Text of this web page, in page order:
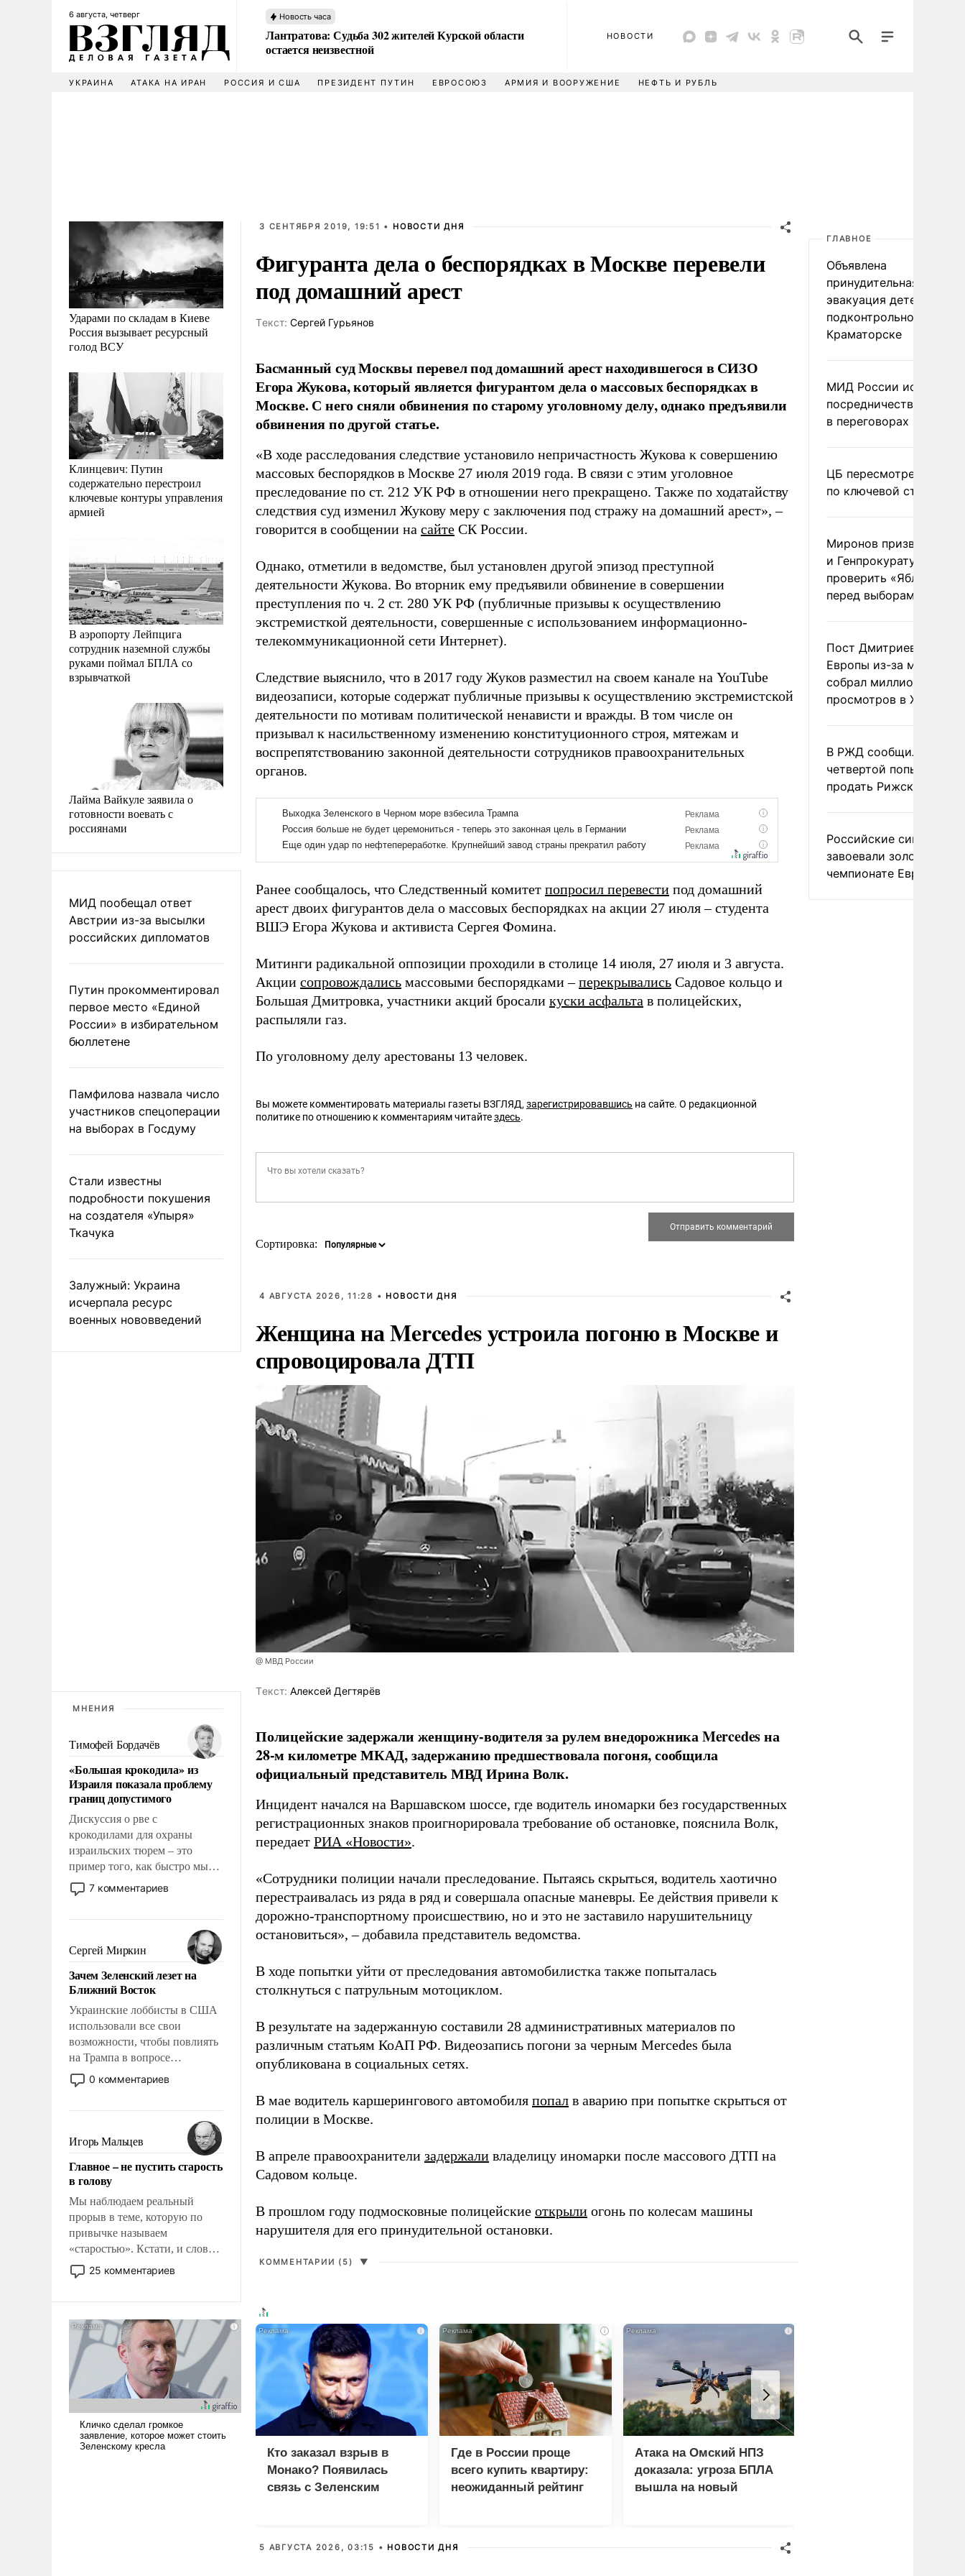
6 августа, четверг Новость часа
Лантратова: Судьба 302 жителей Курской области
остается неизвестной
НОВОСТИ
УКРАИНА АТАКА НА ИРАН РОССИЯ И США ПРЕЗИДЕНТ ПУТИН ЕВРОСОЮЗ АРМИЯ И ВООРУЖЕНИЕ НЕФТЬ И РУБЛЬ
Ударами по складам в Киеве
Россия вызывает ресурсный
голод ВСУ
Клинцевич: Путин
содержательно перестроил
ключевые контуры управления
армией
В аэропорту Лейпцига
сотрудник наземной службы
руками поймал БПЛА со
взрывчаткой
Лайма Вайкуле заявила о
готовности воевать с
россиянами
МИД пообещал ответ
Австрии из-за высылки
российских дипломатов
Путин прокомментировал
первое место «Единой
России» в избирательном
бюллетене
Памфилова назвала число
участников спецоперации
на выборах в Госдуму
Стали известны
подробности покушения
на создателя «Упыря»
Ткачука
Залужный: Украина
исчерпала ресурс
военных нововведений
МНЕНИЯ
Тимофей Бордачёв
«Большая крокодила» из
Израиля показала проблему
границ допустимого
Дискуссия о рве с
крокодилами для охраны
израильских тюрем – это
пример того, как быстро мы
двигаемся по пути
революционных изменений.
псевдонаучной фантастики,
стало всерьез обсуждаемой
идеей.
7 комментариев
Сергей Миркин
Зачем Зеленский лезет на
Ближний Восток
Украинские лоббисты в США
использовали все свои
возможности, чтобы повлиять
на Трампа в вопросе
предоставления вооружений
своим нанимателям. Вероятно,
консультирует Киев, пришла в
голову мысль: хорошо бы
продемонстрировать, что
Украина вступила в
вооруженное противостояние
с Ираном.
0 комментариев
Игорь Мальцев
Главное – не пустить старость
в голову
Мы наблюдаем реальный
прорыв в теме, которую по
привычке называем
«старостью». Кстати, и слово-
то это уже стараются не
использовать – так же, как
что оно уже несет негативные
коннотации.
25 комментариев
3 СЕНТЯБРЯ 2019, 19:51 • НОВОСТИ ДНЯ
Фигуранта дела о беспорядках в Москве перевели
под домашний арест
Tекст: Сергей Гурьянов
Басманный суд Москвы перевел под домашний арест находившегося в СИЗО
Егора Жукова, который является фигурантом дела о массовых беспорядках в
Москве. С него сняли обвинения по старому уголовному делу, однако предъявили
обвинения по другой статье.
«В ходе расследования следствие установило непричастность Жукова к совершению
массовых беспорядков в Москве 27 июля 2019 года. В связи с этим уголовное
преследование по ст. 212 УК РФ в отношении него прекращено. Также по ходатайству
следствия суд изменил Жукову меру с заключения под стражу на домашний арест», –
говорится в сообщении на сайте СК России.
Однако, отметили в ведомстве, был установлен другой эпизод преступной
деятельности Жукова. Во вторник ему предъявили обвинение в совершении
преступления по ч. 2 ст. 280 УК РФ (публичные призывы к осуществлению
экстремисткой деятельности, совершенные с использованием информационно-
телекоммуникационной сети Интернет).
Следствие выяснило, что в 2017 году Жуков разместил на своем канале на YouTube
видеозаписи, которые содержат публичные призывы к осуществлению экстремистской
деятельности по мотивам политической ненависти и вражды. В том числе он
призывал к насильственному изменению конституционного строя, мятежам и
воспрепятствованию законной деятельности сотрудников правоохранительных
органов.
Ранее сообщалось, что Следственный комитет попросил перевести под домашний
арест двоих фигурантов дела о массовых беспорядках на акции 27 июля – студента
ВШЭ Егора Жукова и активиста Сергея Фомина.
Митинги радикальной оппозиции проходили в столице 14 июля, 27 июля и 3 августа.
Акции сопровождались массовыми беспорядками –перекрывались Садовое кольцо и
Большая Дмитровка, участники акций бросали куски асфальта в полицейских,
распыляли газ.
По уголовному делу арестованы 13 человек.
Вы можете комментировать материалы газеты ВЗГЛЯД, зарегистрировавшись на сайте. О редакционной
политике по отношению к комментариям читайтездесь.
Сортировка:
4 АВГУСТА 2026, 11:28 • НОВОСТИ ДНЯ
Женщина на Mercedes устроила погоню в Москве и
спровоцировала ДТП
@ МВД России
Tекст: Алексей Дегтярёв
Полицейские задержали женщину-водителя за рулем внедорожника Mercedes на
28-м километре МКАД, задержанию предшествовала погоня, сообщила
официальный представитель МВД Ирина Волк.
Инцидент начался на Варшавском шоссе, где водитель иномарки без государственных
регистрационных знаков проигнорировала требование об остановке, пояснила Волк,
передает РИА «Новости».
«Сотрудники полиции начали преследование. Пытаясь скрыться, водитель хаотично
перестраивалась из ряда в ряд и совершала опасные маневры. Ее действия привели к
дорожно-транспортному происшествию, но и это не заставило нарушительницу
остановиться», – добавила представитель ведомства.
В ходе попытки уйти от преследования автомобилистка также попыталась
столкнуться с патрульным мотоциклом.
В результате на задержанную составили 28 административных материалов по
различным статьям КоАП РФ. Видеозапись погони за черным Mercedes была
опубликована в социальных сетях.
В мае водитель каршерингового автомобиля попал в аварию при попытке скрыться от
полиции в Москве.
В апреле правоохранители задержали владелицу иномарки после массового ДТП на
Садовом кольце.
В прошлом году подмосковные полицейские открыли огонь по колесам машины
нарушителя для его принудительной остановки.
КОММЕНТАРИИ (5) ▼
i
Кто заказал взрыв в
Монако? Появилась
связь с Зеленским
i
Где в России проще
всего купить квартиру:
неожиданный рейтинг
i
Атака на Омский НПЗ
доказала: угроза БПЛА
вышла на новый
5 АВГУСТА 2026, 03:15 • НОВОСТИ ДНЯ
ГЛАВНОЕ
Объявлена
принудительная
эвакуация детей в
подконтрольном Киеву
Краматорске
МИД России исключил
посредничество
в переговорах по
ЦБ пересмотрел
по ключевой ставке
Миронов призвал
и Генпрокуратуру
проверить «Яблоко»
перед выборами
Пост Дмитриева о
Европы из-за
собрал миллион
просмотров в X
В РЖД сообщили о
четвертой попытке
продать Рижский
Российские
завоевали золото на
чемпионате Европы